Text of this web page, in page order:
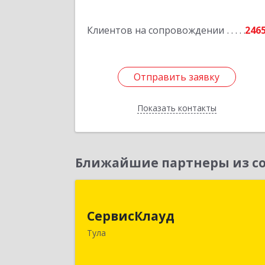
Клиентов на сопровождении
Отправить заявку
Показать контакты
Отправить заявку
Назад
Ближайшие партнеры из
СервисКлауд
Тула
300028, Тульская обл, Тула г, Болдина